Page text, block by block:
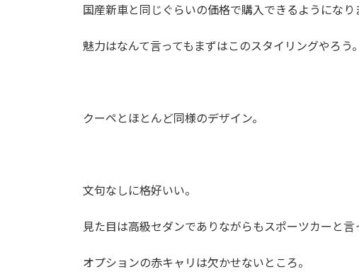
国産新車と同じぐらいの価格で購入できるようになり
魅力はなんて言ってもまずはこのスタイリングやろう。
クーペとほとんど同様のデザイン。
文句なしに格好いい。
見た目は高級セダンでありながらもスポーツカーと言
オプションの赤キャリは欠かせないところ。